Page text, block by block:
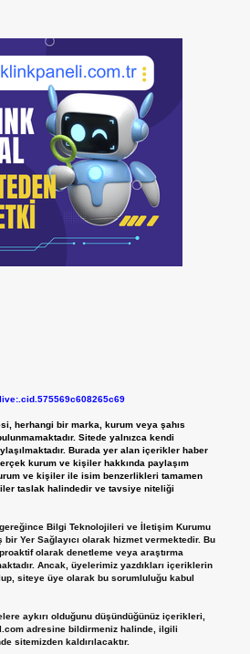
herhangi bir marka, kurum veya şahıs
Sitede yalnızca kendi
Burada yer alan içerikler haber
kurum ve kişiler hakkında paylaşım
ve kişiler ile isim benzerlikleri tamamen
taslak halindedir ve tavsiye niteliği
gereğince Bilgi Teknolojileri ve İletişim Kurumu
bir Yer Sağlayıcı olarak hizmet vermektedir. Bu
olarak denetleme veya araştırma
Ancak, üyelerimiz yazdıkları içeriklerin
siteye üye olarak bu sorumluluğu kabul
aykırı olduğunu düşündüğünüz içerikleri,
adresine bildirmeniz halinde, ilgili
sitemizden kaldırılacaktır.